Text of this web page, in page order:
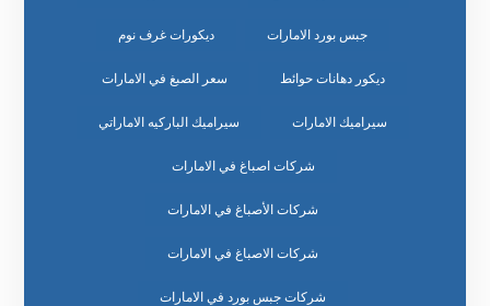
جبس بورد الامارات ديكورات غرف نوم
ديكور دهانات حوائط سعر الصبغ في الامارات
سيراميك الامارات سيراميك الباركيه الاماراتي
شركات اصباغ في الامارات
شركات الأصباغ في الامارات
شركات الاصباغ في الامارات
شركات جبس بورد في الامارات